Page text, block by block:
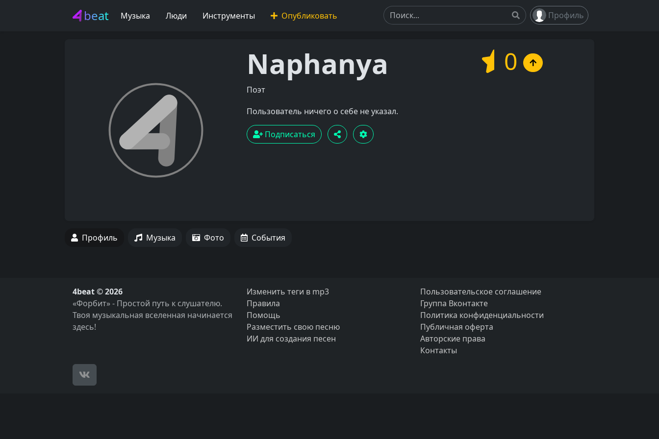
beat Музыка Люди Инструменты Опубликовать Профиль
Naphanya
Поэт
0
Пользователь ничего о себе не указал.
Подписаться
Профиль Музыка Фото События
4beat © 2026
«Форбит» - Простой путь к слушателю.
Твоя музыкальная вселенная начинается
здесь!
Изменить теги в mp3
Правила
Помощь
Разместить свою песню
ИИ для создания песен
Пользовательское соглашение
Группа Вконтакте
Политика конфиденциальности
Публичная оферта
Авторские права
Контакты